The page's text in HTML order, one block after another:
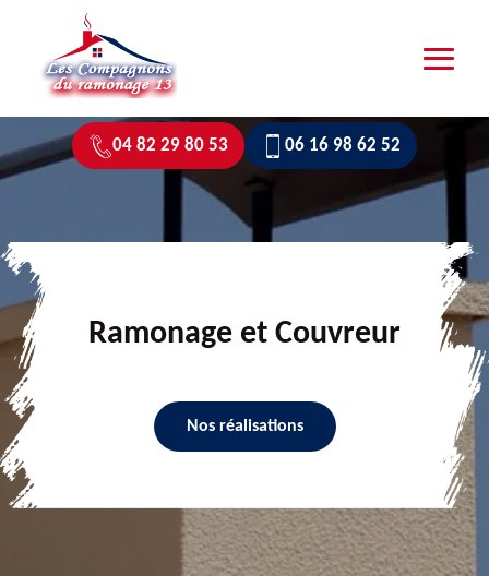
04 82 29 80 53 06 16 98 62 52
Ramonage et Couvreur
Nos réalisations